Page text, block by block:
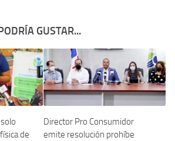
GUSTAR...
de
Director Pro Consumidor
emite resolución prohíbe